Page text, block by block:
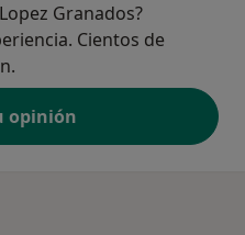
Granados?
Cientos de
opinión